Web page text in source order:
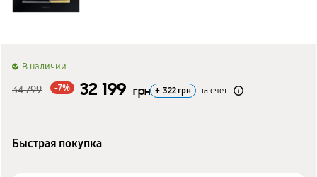
B наличии
34 799 -7% 32 199 грн + 322 грн на счет
Быстрая покупка